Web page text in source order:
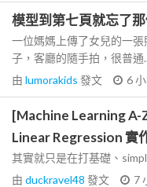
模型到第七頁就忘了
一位媽媽上傳了女兒的一
子，客廳的隨手拍，很普通
由 lumorakids 發文 6
[Machine Learning A-
Linear Regression 實
其實就只是在打基礎、
由 duckravel48 發文 7